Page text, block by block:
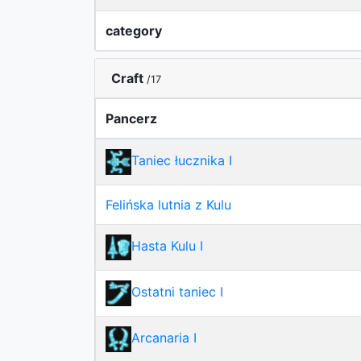
category
Craft /17
Pancerz
Taniec łucznika I
Felińska lutnia z Kulu
Hasta Kulu I
Ostatni taniec I
Arcanaria I